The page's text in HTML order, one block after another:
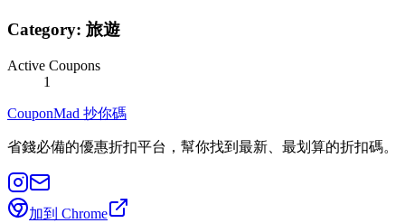
Category: 旅遊
Active Coupons
1
CouponMad 抄你碼
省錢必備的優惠折扣平台，幫你找到最新、最划算的折扣碼。
加到 Chrome